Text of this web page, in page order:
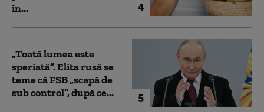
4
în...
5
„Toată lumea este
speriată”. Elita rusă se
teme că FSB „scapă de
sub control”, după ce...